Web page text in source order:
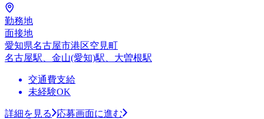
勤務地
面接地
愛知県名古屋市港区空見町
名古屋駅、金山(愛知)駅、大曽根駅
交通費支給
未経験OK
詳細を見る
応募画面に進む